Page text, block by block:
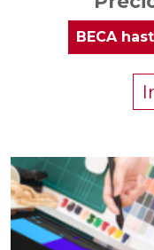
BECA